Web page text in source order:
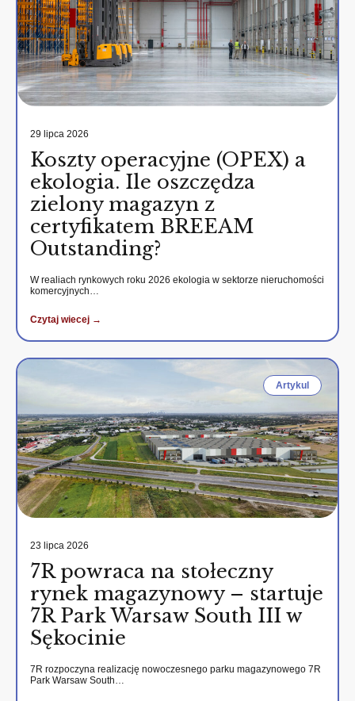
29 lipca 2026
Koszty operacyjne (OPEX) a
ekologia. Ile oszczędza
zielony magazyn z
certyfikatem BREEAM
Outstanding?
W realiach rynkowych roku 2026 ekologia w sektorze nieruchomości
komercyjnych…
Czytaj wiecej →
Artykul
23 lipca 2026
7R powraca na stołeczny
rynek magazynowy – startuje
7R Park Warsaw South III w
Sękocinie
7R rozpoczyna realizację nowoczesnego parku magazynowego 7R
Park Warsaw South…